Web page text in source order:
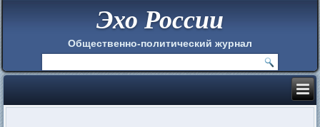
Эхо России
Общественно-политический журнал